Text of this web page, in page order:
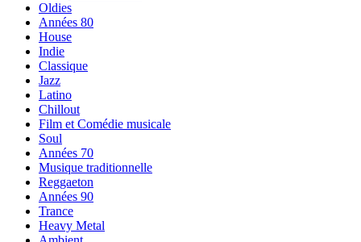
Oldies
Années 80
House
Indie
Classique
Jazz
Latino
Chillout
Film et Comédie musicale
Soul
Années 70
Musique traditionnelle
Reggaeton
Années 90
Trance
Heavy Metal